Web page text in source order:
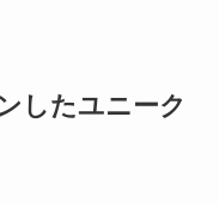
したユニーク